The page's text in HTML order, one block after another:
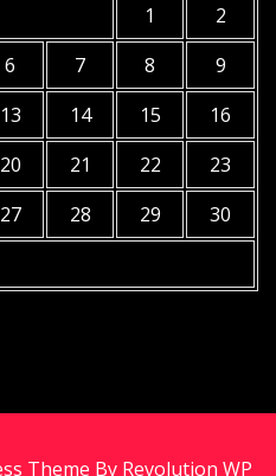
1
2
6 7 8
9
13 14 15
16
20 21 22
23
27 28 29
30
Theme By Revolution WP